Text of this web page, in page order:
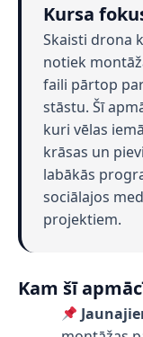
Kursa
Skaisti drona
notiek
faili pārtop
stāstu. Šī
kuri vēlas
krāsas un
labākās
sociālajos
projektiem.
Kam šī